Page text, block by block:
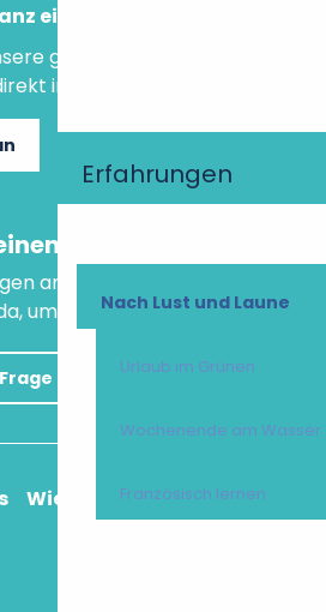
Erfahrungen
Nach Lust und Laune
Urlaub im Grünen
Wochenende am Wasser
Französisch lernen
einfach an!
guten Tipps und
in Ihre Mailbox.
Rat?
an unseren virtuellen
um Ihnen zu helfen.
Wie komme ich an?